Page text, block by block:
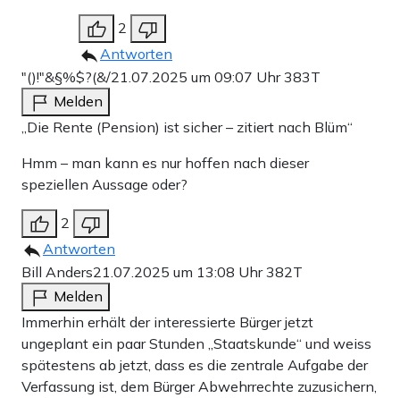
2
Antworten
"()!"&§%$?(&/21.07.2025 um 09:07 Uhr383T
Melden
„Die Rente (Pension) ist sicher – zitiert nach Blüm“
Hmm – man kann es nur hoffen nach dieser
speziellen Aussage oder?
2
Antworten
Bill Anders21.07.2025 um 13:08 Uhr382T
Melden
Immerhin erhält der interessierte Bürger jetzt
ungeplant ein paar Stunden „Staatskunde“ und weiss
spätestens ab jetzt, dass es die zentrale Aufgabe der
Verfassung ist, dem Bürger Abwehrrechte zuzusichern,